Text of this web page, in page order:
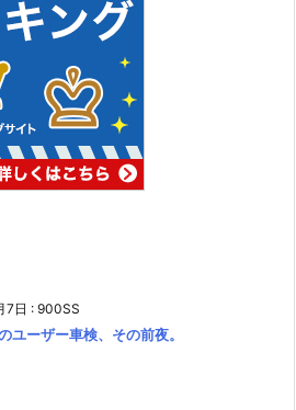
7日 : 900SS
ユーザー車検、その前夜。